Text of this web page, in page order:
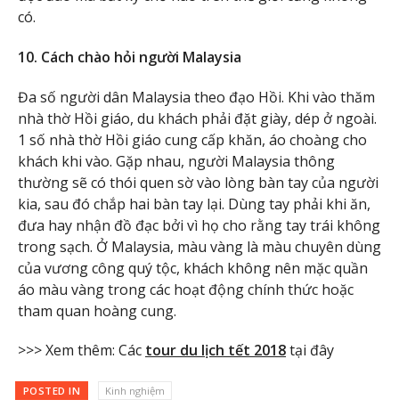
có.
10. Cách chào hỏi người Malaysia
Đa số người dân Malaysia theo đạo Hồi. Khi vào thăm
nhà thờ Hồi giáo, du khách phải đặt giày, dép ở ngoài.
1 số nhà thờ Hồi giáo cung cấp khăn, áo choàng cho
khách khi vào. Gặp nhau, người Malaysia thông
thường sẽ có thói quen sờ vào lòng bàn tay của người
kia, sau đó chắp hai bàn tay lại. Dùng tay phải khi ăn,
đưa hay nhận đồ đạc bởi vì họ cho rằng tay trái không
trong sạch. Ở Malaysia, màu vàng là màu chuyên dùng
của vương công quý tộc, khách không nên mặc quần
áo màu vàng trong các hoạt động chính thức hoặc
tham quan hoàng cung.
>>> Xem thêm: Các tour du lịch tết 2018tại đây
POSTED IN Kinh nghiệm